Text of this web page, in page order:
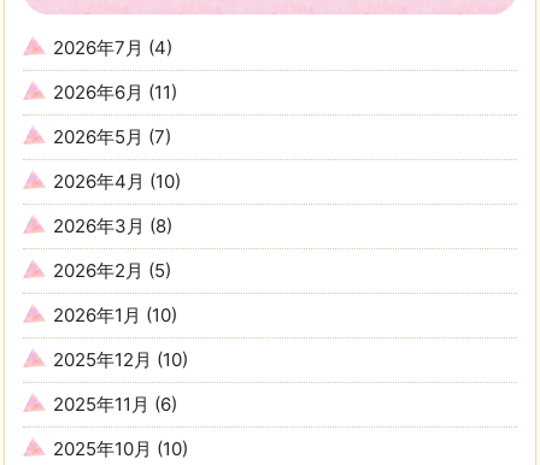
2026年7月 (4)
2026年6月 (11)
2026年5月 (7)
2026年4月 (10)
2026年3月 (8)
2026年2月 (5)
2026年1月 (10)
2025年12月 (10)
2025年11月 (6)
2025年10月 (10)